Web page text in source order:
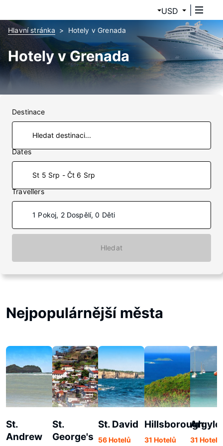
USD
Hlavní stránka Hotely v Grenada
Hotely v Grenada
Destinace
Dates
St 5 Srp - Čt 6 Srp
Travellers
1 Pokoj, 2 Dospělí, 0 Děti
Hledat
Nejpopulárnější města
St.
Andrew
St.
George's
St. David
56 Hotelů
Hillsborough
31 Hotelů
Argyle
31 Hotelů